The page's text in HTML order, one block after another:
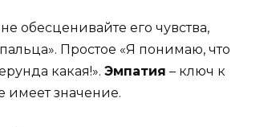
обесценивайте его чувства,
Простое «Я понимаю, что
какая!». Эмпатия – ключ к
значение.